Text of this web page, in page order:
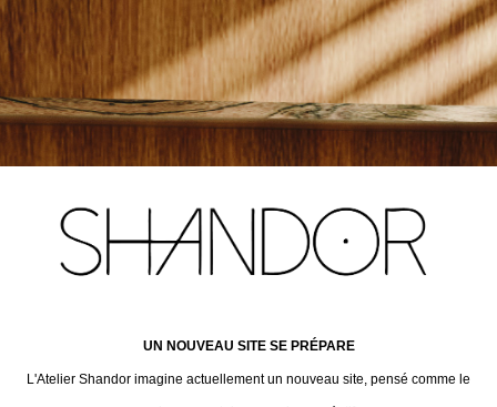
UN NOUVEAU SITE SE PRÉPARE
L'Atelier Shandor imagine actuellement un nouveau site, pensé comme le